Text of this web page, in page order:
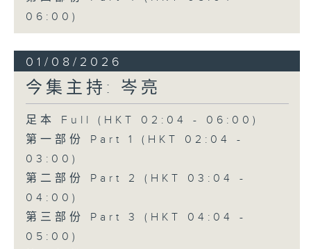
06:00)
01/08/2026
今集主持: 岑亮
足本 Full (HKT 02:04 - 06:00)
第一部份 Part 1 (HKT 02:04 -
03:00)
第二部份 Part 2 (HKT 03:04 -
04:00)
第三部份 Part 3 (HKT 04:04 -
05:00)